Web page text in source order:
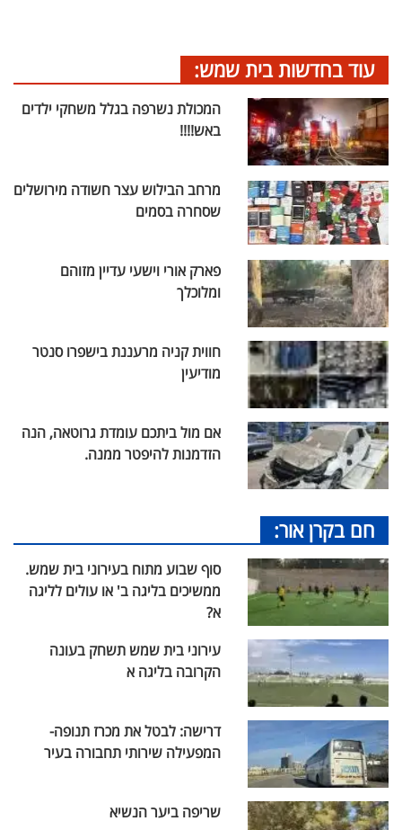
עוד בחדשות בית שמש:
המכולת נשרפה בגלל משחקי ילדים
באש!!!!
מרחב הבילוש עצר חשודה מירושלים
שסחרה בסמים
פארק אורי וישעי עדיין מזוהם
ומלוכלך
חווית קניה מרעננת בישפרו סנטר
מודיעין
אם מול ביתכם עומדת גרוטאה, הנה
הזדמנות להיפטר ממנה.
חם בקרן אור:
סוף שבוע מתוח בעירוני בית שמש.
ממשיכים בליגה ב' או עולים לליגה
א?
עירוני בית שמש תשחק בעונה
הקרובה בליגה א
דרישה: לבטל את מכרז תנופה-
המפעילה שירותי תחבורה בעיר
שריפה ביער הנשיא